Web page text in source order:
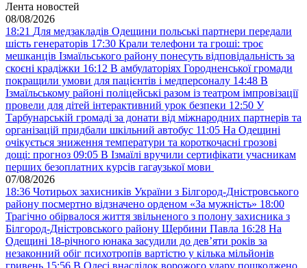
Лента новостей
08/08/2026
18:21 Для медзакладів Одещини польські партнери передали
шість генераторів 17:30 Крали телефони та гроші: троє
мешканців Ізмаїльського району понесуть відповідальність за
скоєні крадіжки 16:12 В амбулаторіях Городненської громади
покращили умови для пацієнтів і медперсоналу 14:48 В
Ізмаїльському районі поліцейські разом із театром імпровізації
провели для дітей інтерактивний урок безпеки 12:50 У
Тарбунарській громаді за донати від міжнародних партнерів та
організацій придбали шкільний автобус 11:05 На Одещині
очікується зниження температури та короткочасні грозові
дощі: прогноз 09:05 В Ізмаїлі вручили сертифікати учасникам
перших безоплатних курсів гагаузької мови
07/08/2026
18:36 Чотирьох захисників України з Білгород-Дністровського
району посмертно відзначено орденом «За мужність» 18:00
Трагічно обірвалося життя звільненого з полону захисника з
Білгород-Дністровського району Щербини Павла 16:28 На
Одещині 18-річного юнака засудили до дев’яти років за
незаконний обіг психотропів вартістю у кілька мільйонів
гривень 15:56 В Одесі внаслідок ворожого удару пошкоджено